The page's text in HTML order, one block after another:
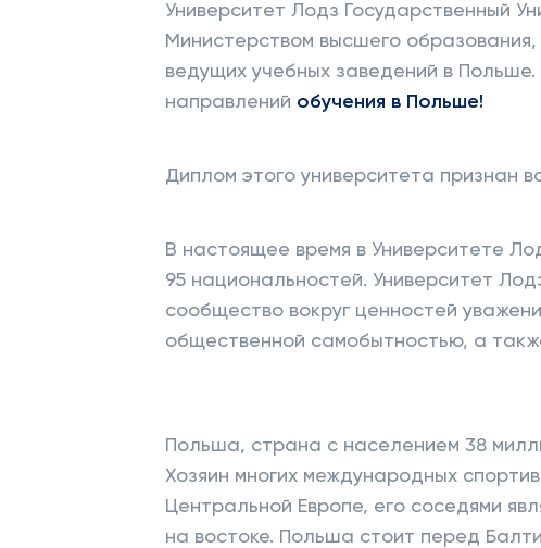
Университет Лодз Государственный
Министерством высшего
ведущих учебных заведений в
направлений обучения в Польше!
Диплом этого университета признан
В настоящее время в Университете
95 национальностей. Университет
сообщество вокруг ценностей
общественной самобытностью, а
Польша, страна с населением 38
Хозяин многих международных
Центральной Европе, его соседями
на востоке. Польша стоит перед